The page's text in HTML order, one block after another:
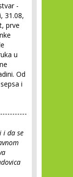
-
31.08,
prve
u
Od
i
i da se